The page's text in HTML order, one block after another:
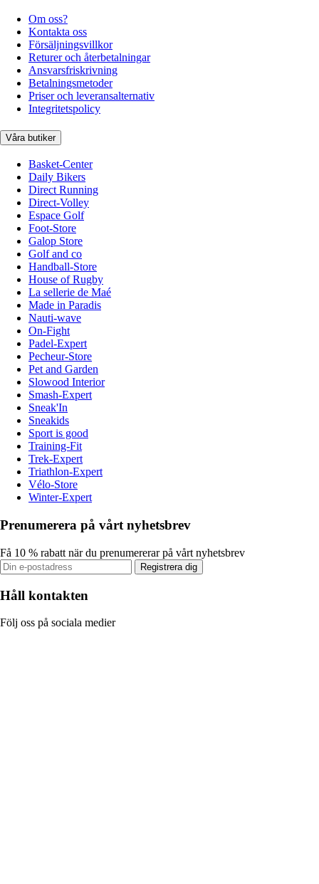
Om oss?
Kontakta oss
Försäljningsvillkor
Returer och återbetalningar
Ansvarsfriskrivning
Betalningsmetoder
Priser och leveransalternativ
Integritetspolicy
Våra butiker
Basket-Center
Daily Bikers
Direct Running
Direct-Volley
Espace Golf
Foot-Store
Galop Store
Golf and co
Handball-Store
House of Rugby
La sellerie de Maé
Made in Paradis
Nauti-wave
On-Fight
Padel-Expert
Pecheur-Store
Pet and Garden
Slowood Interior
Smash-Expert
Sneak'In
Sneakids
Sport is good
Training-Fit
Trek-Expert
Triathlon-Expert
Vélo-Store
Winter-Expert
Prenumerera på vårt nyhetsbrev
Få 10 % rabatt när du prenumererar på vårt nyhetsbrev
Registrera dig
Håll kontakten
Följ oss på sociala medier